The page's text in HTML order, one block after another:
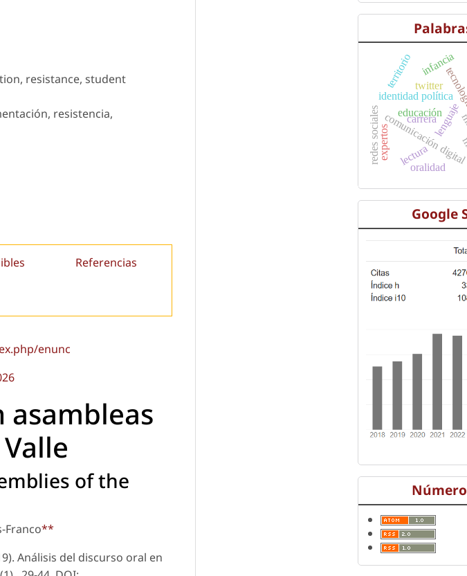
resistance, student
resistencia,
Referencias
enunc
asambleas
of the
Franco**
Análisis del discurso oral en
lenguaje
comunicación
educación
redes sociales
identidad política
lectura
oralidad
twitter
infancia
territorio
expertos
carrera
Google